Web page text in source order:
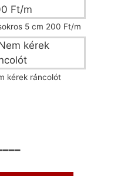
5 cm 200 Ft/m
kérek ráncolót